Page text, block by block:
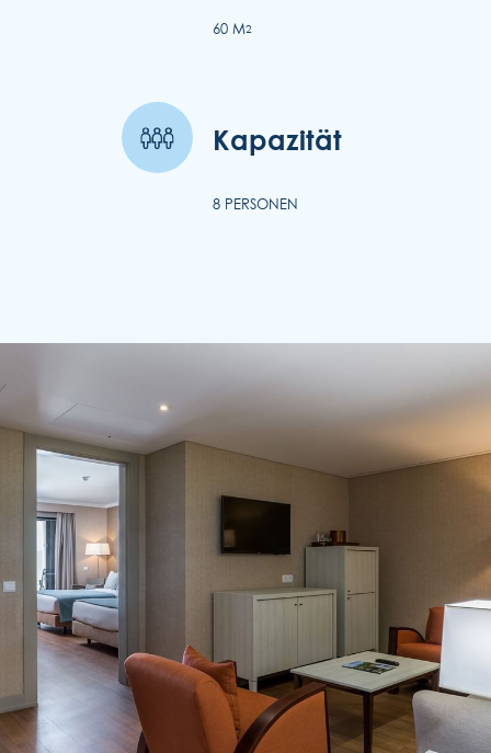
datenschutzrichtlinie
Região Autónoma da Madeira - Portugal
COOKIES
FOLGEN SIE UNS
KONTAKTIEREN SIE UNS
60 M2
Kapazität
8 PERSONEN